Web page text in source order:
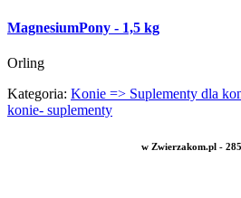
MagnesiumPony - 1,5 kg
Orling
Kategoria: Konie => Suplementy dla
konie- suplementy
w Zwierzakom.pl -